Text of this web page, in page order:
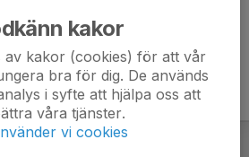
kakor
av kakor (cookies) för att vår
bra för dig. De används
i syfte att hjälpa oss att
våra tjänster.
vi cookies